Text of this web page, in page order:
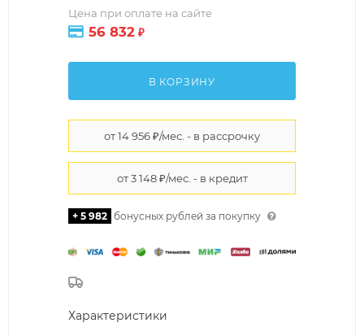
Цена при оплате на сайте
56 832 ₽
В КОРЗИНУ
+ 5 982 бонусных рублей за покупку
Характеристики